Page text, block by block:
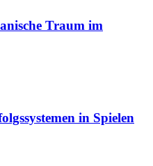
Traum im
in Spielen